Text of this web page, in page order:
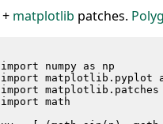
+ matplotlib patches.
import numpy as np
import matplotlib.pyplot
import matplotlib.patches
import math